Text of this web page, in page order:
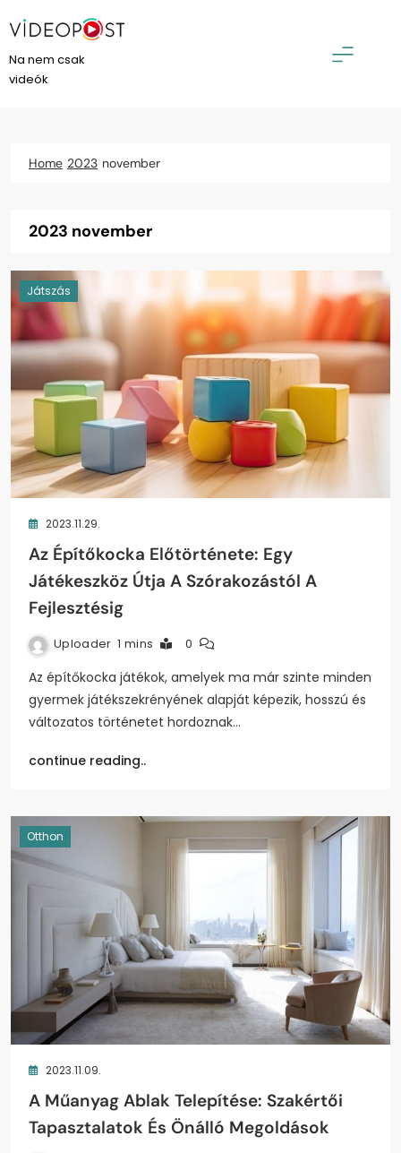
to
content
VideoPost
Na nem csak
videók
Home 2023 november
2023 november
Játszás
2023.11.29.
Az Építőkocka Előtörténete: Egy
Játékeszköz Útja A Szórakozástól A
Fejlesztésig
Uploader 1 mins 0
Az építőkocka játékok, amelyek ma már szinte minden
gyermek játékszekrényének alapját képezik, hosszú és
változatos történetet hordoznak…
continue reading..
Otthon
2023.11.09.
A Műanyag Ablak Telepítése: Szakértői
Tapasztalatok És Önálló Megoldások